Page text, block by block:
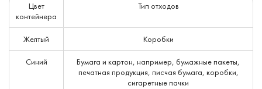
Цвет
контейнера
Тип отходов
Желтый Коробки
Синий
Бумага и картон, например, бумажные пакеты,
печатная продукция, писчая бумага, коробки,
сигаретные пачки